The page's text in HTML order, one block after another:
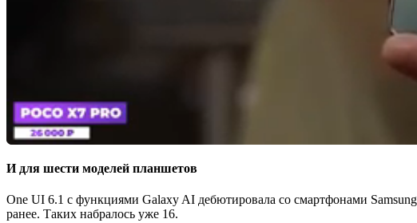
И для шести моделей планшетов
One UI 6.1 с функциями Galaxy AI дебютировала со смартфонами
ранее. Таких набралось уже 16.